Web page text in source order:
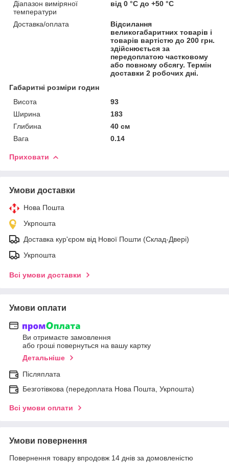
Діапазон виміряної
температури
від 0 °C до +50 °C
Доставка/оплата
Відсилання
великогабаритних товарів і
товарів вартістю до 200 грн.
здійснюється за
передоплатою частковому
або повному обсягу. Термін
доставки 2 робочих дні.
Габаритні розміри годин
Висота
93
Ширина
183
Глибина
40 см
Вага
0.14
Приховати
Умови доставки
Нова Пошта
Укрпошта
Доставка кур'єром від Нової Пошти (Склад-Двері)
Укрпошта
Всі умови доставки
Умови оплати
Ви отримаєте замовлення
або гроші повернуться на вашу картку
Детальніше
Післяплата
Безготівкова (передоплата Нова Пошта, Укрпошта)
Всі умови оплати
Умови повернення
Повернення товару впродовж 14 днів за домовленістю